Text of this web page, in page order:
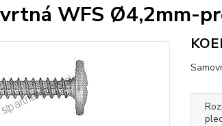
WFS Ø4,2mm-